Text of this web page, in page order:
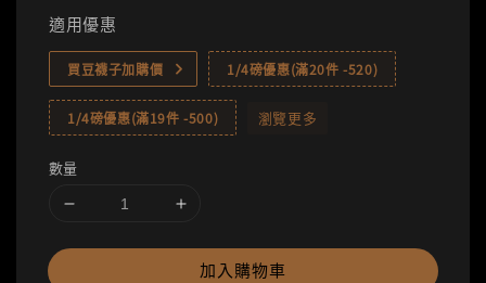
適用優惠
買豆襪子加購價 1/4磅優惠(滿20件 -520)
1/4磅優惠(滿19件 -500) 瀏覽更多
數量
加入購物車